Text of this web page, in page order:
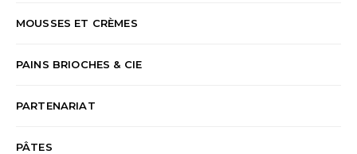
MOUSSES ET CRÈMES
PAINS BRIOCHES & CIE
PARTENARIAT
PÂTES